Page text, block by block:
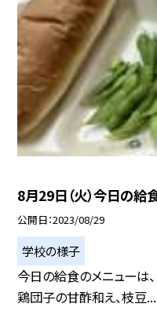
8月29日（火）今日の給
公開日 2023/08/29
学校の様子
今日の給食のメニューは、
鶏団子の甘酢和え、枝豆...